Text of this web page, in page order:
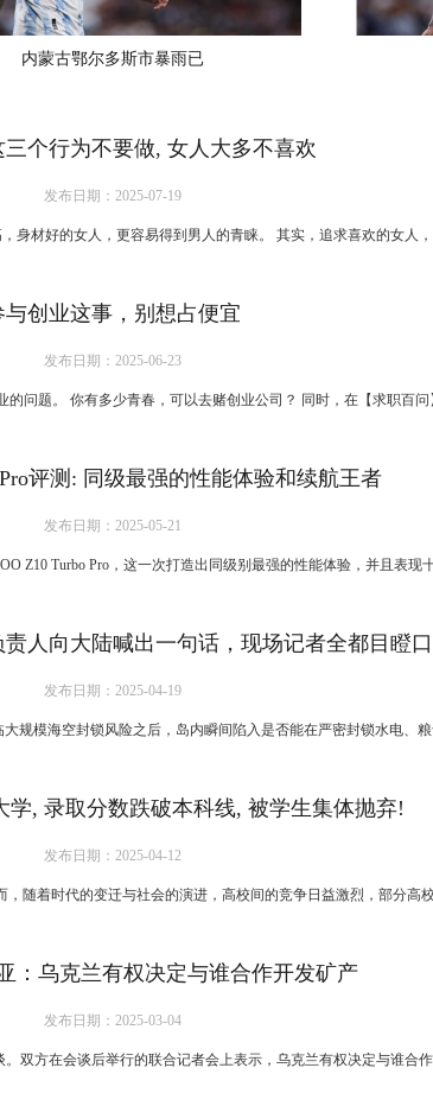
内蒙古鄂尔多斯市暴雨已
个行为不要做, 女人大多不喜欢
发布日期：2025-07-19
材好的女人，更容易得到男人的青睐。 其实，追求喜欢的女人
与创业这事，别想占便宜
发布日期：2025-06-23
题。 你有多少青春，可以去赌创业公司？ 同时，在【求职百问
评测: 同级最强的性能体验和续航王者
发布日期：2025-05-21
Turbo Pro，这一次打造出同级别最强的性能体验，并且表现
人向大陆喊出一句话，现场记者全都目瞪口
发布日期：2025-04-19
模海空封锁风险之后，岛内瞬间陷入是否能在严密封锁水电、
学, 录取分数跌破本科线, 被学生集体抛弃!
发布日期：2025-04-12
着时代的变迁与社会的演进，高校间的竞争日益激烈，部分高
：乌克兰有权决定与谁合作开发矿产
发布日期：2025-03-04
方在会谈后举行的联合记者会上表示，乌克兰有权决定与谁合